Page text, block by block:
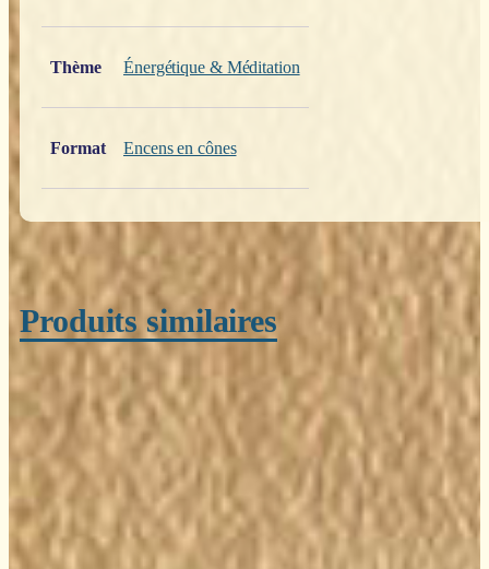
Thème
Énergétique & Méditation
Format Encens en cônes
Produits similaires